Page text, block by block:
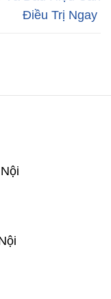
Điều Trị Ngay